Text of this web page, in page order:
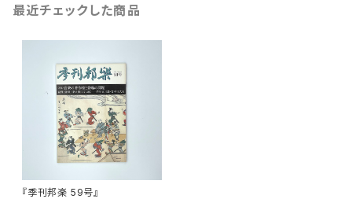
最近チェックした商品
『季刊邦楽 59号』